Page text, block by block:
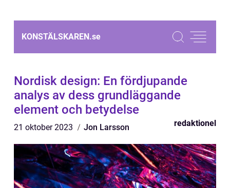
KONSTÄLSKAREN.se
Nordisk design: En fördjupande
analys av dess grundläggande
element och betydelse
21 oktober 2023 Jon Larsson redaktionel